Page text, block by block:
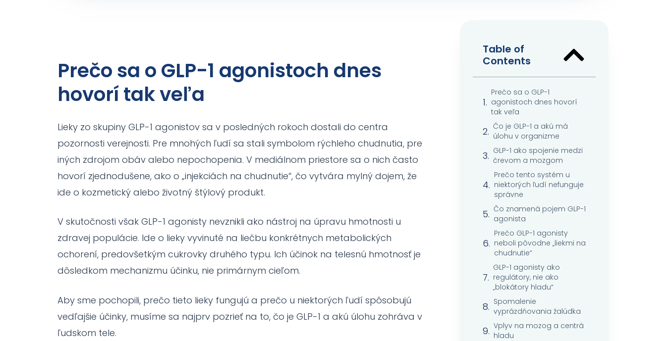
Prečo sa o GLP-1 agonistoch dnes
hovorí tak veľa
Lieky zo skupiny GLP-1 agonistov sa v posledných rokoch dostali do centra
pozornosti verejnosti. Pre mnohých ľudí sa stali symbolom rýchleho chudnutia, pre
iných zdrojom obáv alebo nepochopenia. V mediálnom priestore sa o nich často
hovorí zjednodušene, ako o „injekciách na chudnutie“, čo vytvára mylný dojem, že
ide o kozmetický alebo životný štýlový produkt.
V skutočnosti však GLP-1 agonisty nevznikli ako nástroj na úpravu hmotnosti u
zdravej populácie. Ide o lieky vyvinuté na liečbu konkrétnych metabolických
ochorení, predovšetkým cukrovky druhého typu. Ich účinok na telesnú hmotnosť je
dôsledkom mechanizmu účinku, nie primárnym cieľom.
Aby sme pochopili, prečo tieto lieky fungujú a prečo u niektorých ľudí spôsobujú
vedľajšie účinky, musíme sa najprv pozrieť na to, čo je GLP-1 a akú úlohu zohráva v
ľudskom tele.
Table of
Contents
Prečo sa o GLP-1
agonistoch dnes hovorí
tak veľa
Čo je GLP-1 a akú má
úlohu v organizme
GLP-1 ako spojenie medzi
črevom a mozgom
Prečo tento systém u
niektorých ľudí nefunguje
správne
Čo znamená pojem GLP-1
agonista
Prečo GLP-1 agonisty
neboli pôvodne „liekmi na
chudnutie“
GLP-1 agonisty ako
regulátory, nie ako
„blokátory hladu“
Spomalenie
vyprázdňovania žalúdka
Vplyv na mozog a centrá
hladu
fungovala čo
najlepšie. Ak
z webovej
Zdieľaním
našej stránky
na zobrazenie
kvalitnejšie
prispôsobeného